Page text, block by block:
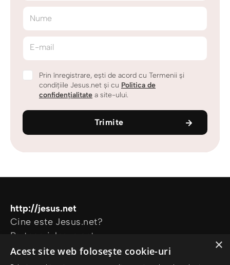
Nume
E-mail
Prin înregistrare, ești de acord cu Termenii și
condițiile Jesus.net și cu Politica de
confidențialitate a site-ului.
Trimite
http://jesus.net
Cine este Jesus.net?
Parteneri Jesus.net
Alătură-te comunității Jesus.net
×
Acest site web folosește cookie-uri